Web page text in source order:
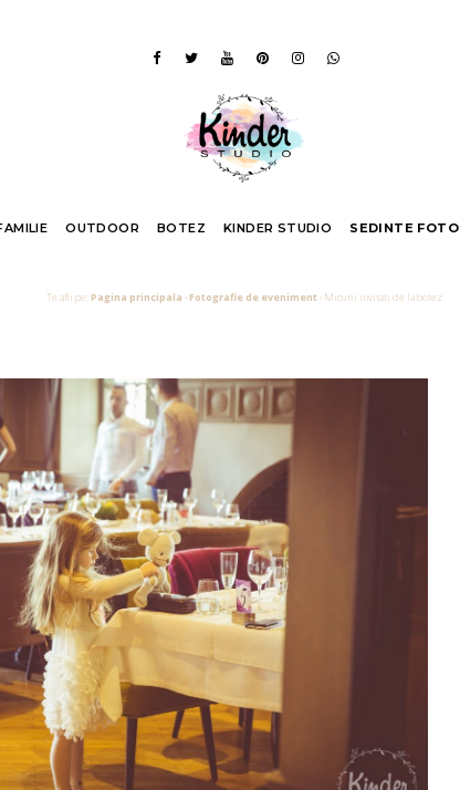
OUTDOOR BOTEZ KINDER STUDIO SEDINTE FOTO
Te afli pe: Pagina principala › Fotografie de eveniment › Micutii invitati de la botez